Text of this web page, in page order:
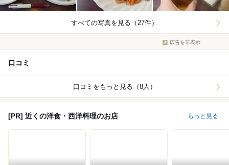
すべての写真を見る（27件）
広告を非表示
口コミ
口コミをもっと見る（8人）
[PR] 近くの洋食・西洋料理のお店 もっと見る